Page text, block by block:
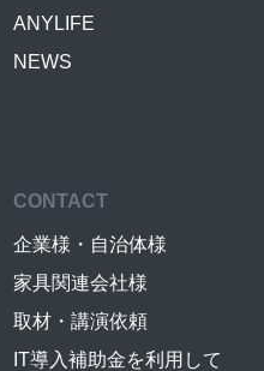
ANYLIFE
NEWS
CONTACT
企業様・自治体様
家具関連会社様
取材・講演依頼
IT導入補助金を利用して